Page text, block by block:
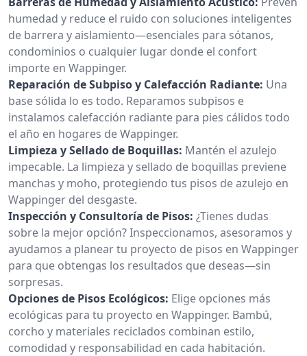
humedad y reduce el ruido con soluciones inteligentes
de barrera y aislamiento—esenciales para sótanos,
condominios o cualquier lugar donde el confort
importe en Wappinger.
Reparación de Subpiso y Calefacción Radiante: Una
base sólida lo es todo. Reparamos subpisos e
instalamos calefacción radiante para pies cálidos todo
el año en hogares de Wappinger.
Limpieza y Sellado de Boquillas: Mantén el azulejo
impecable. La limpieza y sellado de boquillas previene
manchas y moho, protegiendo tus pisos de azulejo en
Wappinger del desgaste.
Inspección y Consultoría de Pisos: ¿Tienes dudas
sobre la mejor opción? Inspeccionamos, asesoramos y
ayudamos a planear tu proyecto de pisos en Wappinger
para que obtengas los resultados que deseas—sin
sorpresas.
Opciones de Pisos Ecológicos: Elige opciones más
ecológicas para tu proyecto en Wappinger. Bambú,
corcho y materiales reciclados combinan estilo,
comodidad y responsabilidad en cada habitación.